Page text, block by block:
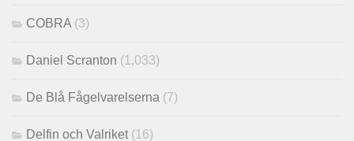
COBRA (3)
Daniel Scranton (1,033)
De Blå Fågelvarelserna (7)
Delfin och Valriket (16)